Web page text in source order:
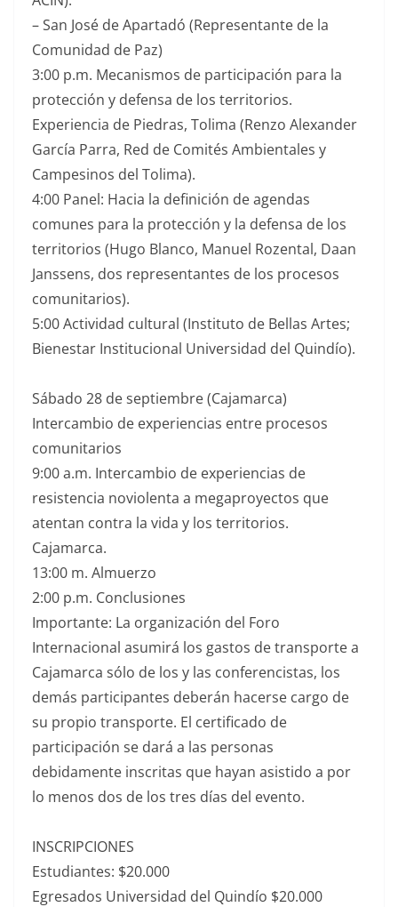
–San José de Apartadó (Representante de la
Comunidad de Paz)
3:00 p.m. Mecanismos de participación para la
protección y defensa de los territorios.
Experiencia de Piedras, Tolima (Renzo Alexander
García Parra, Red de Comités Ambientales y
Campesinos del Tolima).
4:00 Panel: Hacia la definición de agendas
comunes para la protección y la defensa de los
territorios (Hugo Blanco, Manuel Rozental, Daan
Janssens, dos representantes de los procesos
comunitarios).
5:00 Actividad cultural (Instituto de Bellas Artes;
Bienestar Institucional Universidad del Quindío).
Sábado 28 de septiembre (Cajamarca)
Intercambio de experiencias entre procesos
comunitarios
9:00 a.m. Intercambio de experiencias de
resistencia noviolenta a megaproyectos que
atentan contra la vida y los territorios.
Cajamarca.
13:00 m. Almuerzo
2:00 p.m. Conclusiones
Importante: La organización del Foro
Internacional asumirá los gastos de transporte a
Cajamarca sólo de los y las conferencistas, los
demás participantes deberán hacerse cargo de
su propio transporte. El certificado de
participación se dará a las personas
debidamente inscritas que hayan asistido a por
lo menos dos de los tres días del evento.
INSCRIPCIONES
Estudiantes: $20.000
Egresados Universidad del Quindío $20.000